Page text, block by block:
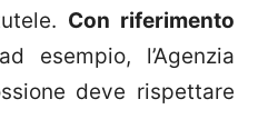
Con riferimento
esempio, l’Agenzia
deve rispettare